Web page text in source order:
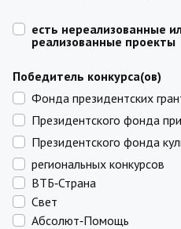
есть нереализованные
реализованные проекты
Победитель конкурса(ов)
Фонда президентских
Президентского фонда
Президентского фонда
региональных конкурсов
ВТБ‑Страна
Свет
Абсолют‑Помощь